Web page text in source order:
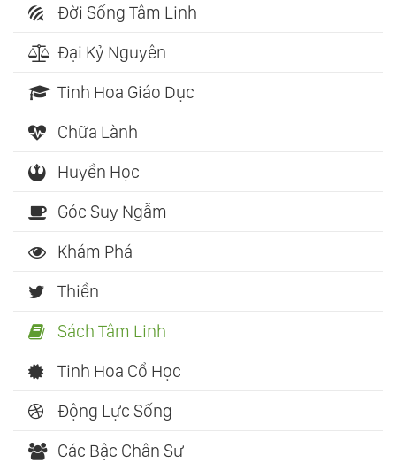
Đời Sống Tâm Linh
Đại Kỷ Nguyên
Tinh Hoa Giáo Dục
Chữa Lành
Huyền Học
Góc Suy Ngẫm
Khám Phá
Thiền
Sách Tâm Linh
Tinh Hoa Cổ Học
Động Lực Sống
Các Bậc Chân Sư